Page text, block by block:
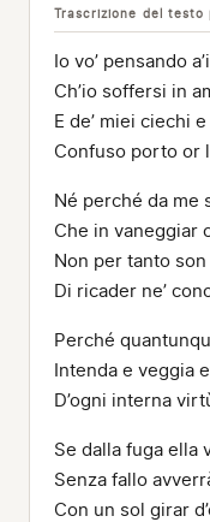
Trascrizione del testo
Io vo’ pensando
Ch’io soffersi in
E de’ miei ciechi
Confuso porto or
Né perché da me
Che in vaneggiar
Non per tanto
Di ricader ne’
Perché
Intenda e veggia
D’ogni interna
Se dalla fuga ella
Senza fallo
Con un sol girar